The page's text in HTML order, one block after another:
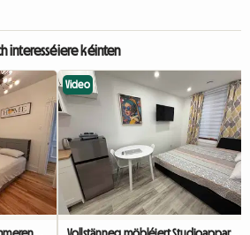
interesséiere kéinten
Video